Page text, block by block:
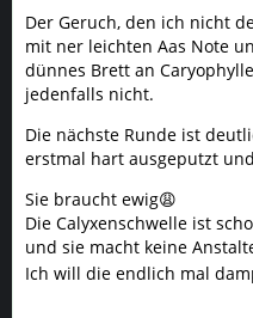
Sie braucht ewig😩
Die Calyxenschwelle ist
und sie macht keine
Ich will die endlich mal
ps. Der Bot riecht komisch.